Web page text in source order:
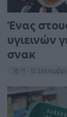
Ένας
υγιεινών
σνακ
18:11 - 15